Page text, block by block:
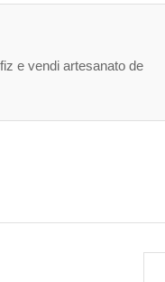
e vendi artesanato de